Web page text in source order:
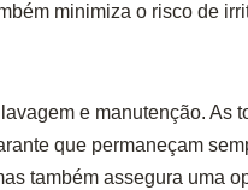
minimiza o risco de
e manutenção. As
que permaneçam
também assegura uma